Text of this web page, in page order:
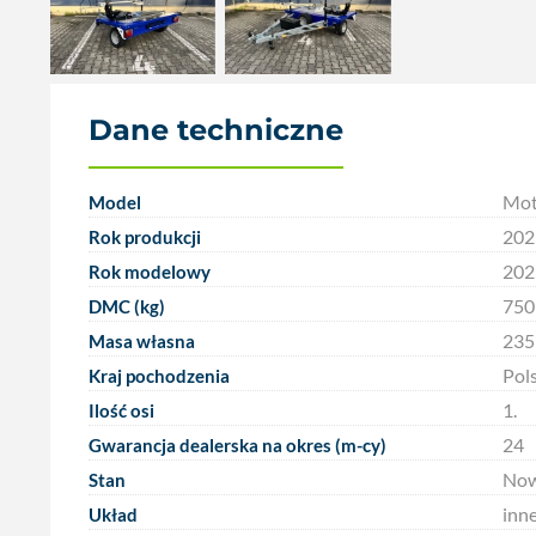
Dane techniczne
Model
Rok produkcji
Rok modelowy
DMC (kg) 750
Masa własna 235
Kraj pochodzenia
Ilość osi 1.
Gwarancja dealerska na okres (m-cy) 24
Stan
Układ